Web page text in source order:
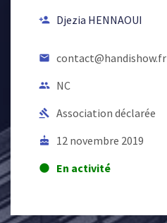
person_add Djezia HENNAOUI
email contact@handishow.fr
people NC
gavel Association déclarée
cake 12 novembre 2019
lens En activité